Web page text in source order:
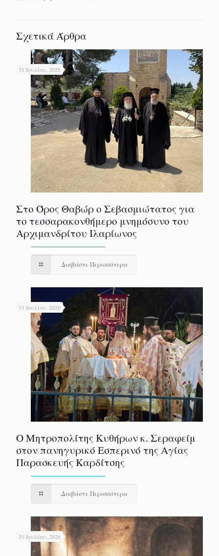
Σχετικά Άρθρα
31 Ιουλίου, 2026
Στο Όρος Θαβώρ ο Σεβασμιώτατος για
το τεσσαρακονθήμερο μνημόσυνο του
Αρχιμανδρίτου Ιλαρίωνος
Διαβάστε Περισσότερα
31 Ιουλίου, 2026
Ο Μητροπολίτης Κυθήρων κ. Σεραφείμ
στον πανηγυρικό Εσπερινό της Αγίας
Παρασκευής Καρδίτσης
Διαβάστε Περισσότερα
31 Ιουλίου, 2026